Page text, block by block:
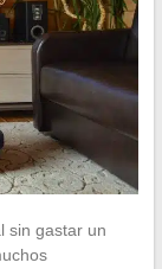
sin gastar un